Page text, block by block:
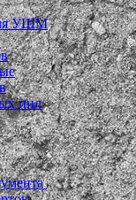
УШМ
пил